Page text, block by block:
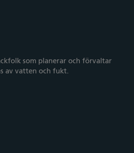
som planerar och förvaltar
av vatten och fukt.